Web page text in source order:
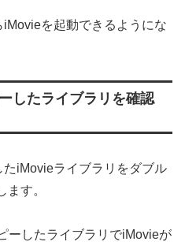
を起動できるようにな
したライブラリを確認
iMovieライブラリをダブル
す。
ーしたライブラリでiMovieが